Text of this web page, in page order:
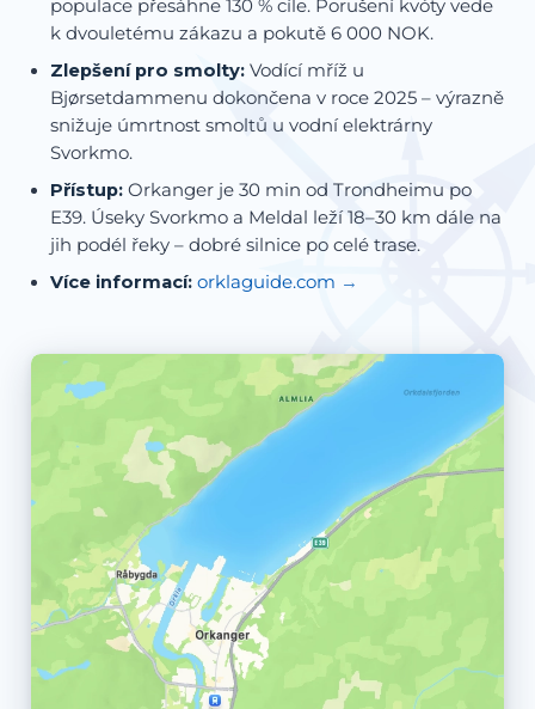
populace přesáhne 130 % cíle. Porušení kvóty vede
k dvouletému zákazu a pokutě 6 000 NOK.
Zlepšení pro smolty: Vodící mříž u
Bjørsetdammenu dokončena v roce 2025 – výrazně
snižuje úmrtnost smoltů u vodní elektrárny
Svorkmo.
Přístup: Orkanger je 30 min od Trondheimu po
E39. Úseky Svorkmo a Meldal leží 18–30 km dále na
jih podél řeky – dobré silnice po celé trase.
Více informací: orklaguide.com